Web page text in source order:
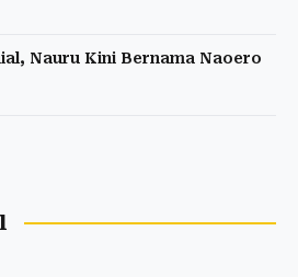
Nauru Kini Bernama Naoero